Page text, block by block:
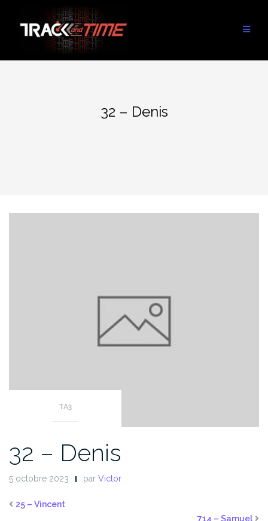
contenu
32 – Denis
TA3
32 – Denis
5 octobre 2023 par Victor
25 – Vincent
714 – Samuel